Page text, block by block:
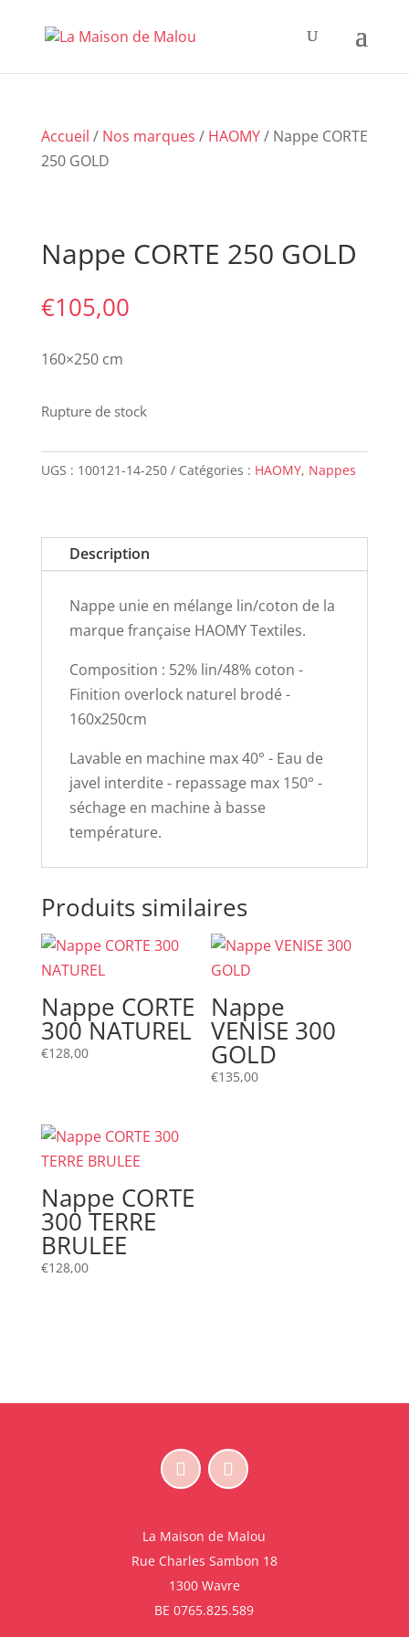
Accueil / Nos marques / HAOMY/ Nappe CORTE
250 GOLD
Nappe CORTE 250 GOLD
€105,00
160×250 cm
Rupture de stock
UGS : 100121-14-250 Catégories : HAOMY, Nappes
Description
Nappe unie en mélange lin/coton de la
marque française HAOMY Textiles.
Composition : 52% lin/48% coton -
Finition overlock naturel brodé -
160x250cm
Lavable en machine max 40° - Eau de
javel interdite - repassage max 150° -
séchage en machine à basse
température.
Produits similaires
Nappe CORTE
300 NATUREL
€128,00
Nappe
VENISE 300
GOLD
€135,00
Nappe CORTE
300 TERRE
BRULEE
€128,00
La Maison de Malou
Rue Charles Sambon 18
1300 Wavre
BE 0765.825.589